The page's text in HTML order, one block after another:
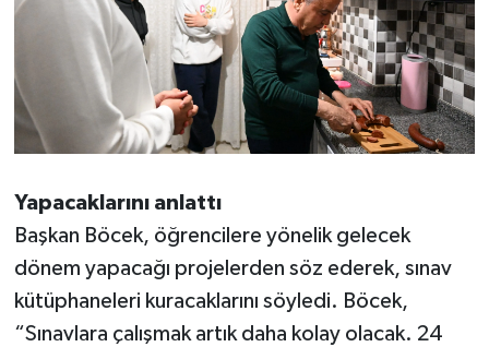
Yapacaklarını anlattı
Başkan Böcek, öğrencilere yönelik gelecek
dönem yapacağı projelerden söz ederek, sınav
kütüphaneleri kuracaklarını söyledi. Böcek,
“Sınavlara çalışmak artık daha kolay olacak. 24